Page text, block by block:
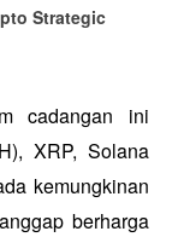
Strategic
cadangan ini
XRP, Solana
kemungkinan
berharga